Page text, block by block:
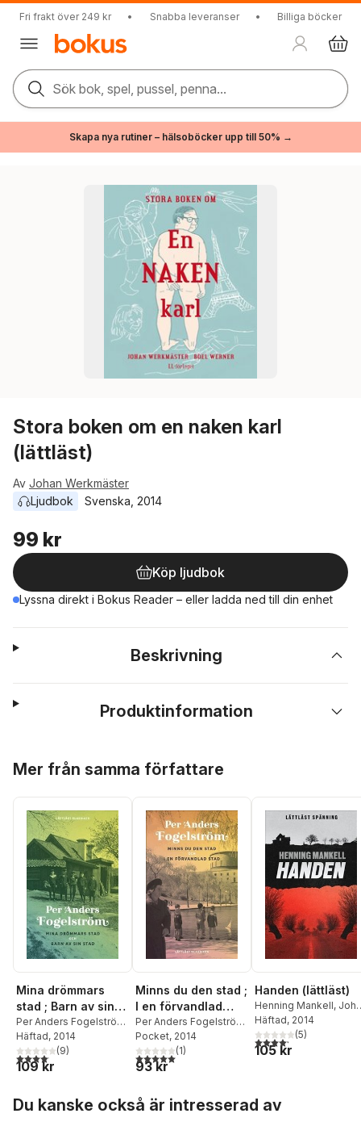
Fri frakt över 249 kr • Snabba leveranser • Billiga böcker
Sök bok, spel, pussel, penna...
Skapa nya rutiner – hälsoböcker upp till 50% →
Stora boken om en naken karl
(lättläst)
Av Johan Werkmäster
Ljudbok
Svenska 2014
99 kr
Köp ljudbok
Lyssna direkt i Bokus Reader – eller ladda ned till din enhet
Beskrivning
Produktinformation
Mer från samma författare
Mina drömmars
stad ; Barn av sin
stad (lättläst)
Per Anders Fogelström
Arne Säll,Johan
Werkmäster
Häftad, 2014
4,1utav 5 stjärnor. Totalt antal röster:
(9)
109 kr
Minns du den stad ;
I en förvandlad
stad (lättläst)
Per Anders Fogelström
Johan Werkmäster
Pocket, 2014
5,0utav 5 stjärnor. Totalt antal röster:
(1)
93 kr
Handen (lättläst)
Henning Mankell,
Werkmäster
Häftad, 2014
4,2utav 5 stjärnor.
(5)
105 kr
Du kanske också är intresserad av